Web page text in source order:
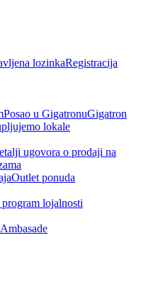
lozinkaRegistracija
Posao u GigatronuGigatron
lokale
ugovora o prodaji na
Outlet ponuda
lojalnosti